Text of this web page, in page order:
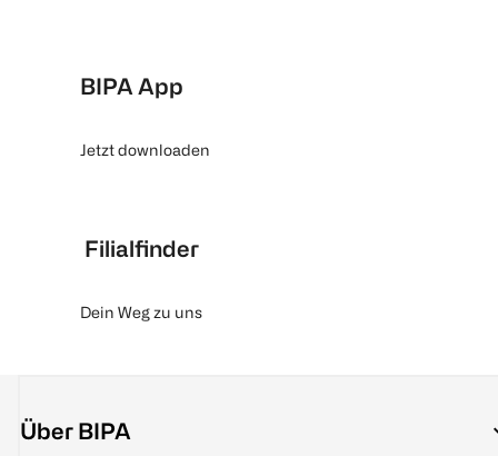
BIPA App
Jetzt downloaden
Filialfinder
Dein Weg zu uns
Über BIPA